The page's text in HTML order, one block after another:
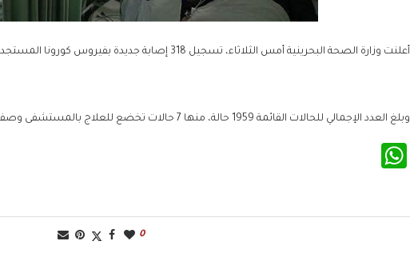
أعلنت وزارة الصحة البحرينية أمس الثلاثاء، تسجيل 318 إصابة جديدة بفيروس كورونا المستجد، وتعافي 211 حالة إضافية.
وبلغ العدد الإجمالي للحالات القائمة 1959 حالة، منها 7 حالات تخضع للعلاج بالمستشفى وصفر حالة تحت العناية.
0